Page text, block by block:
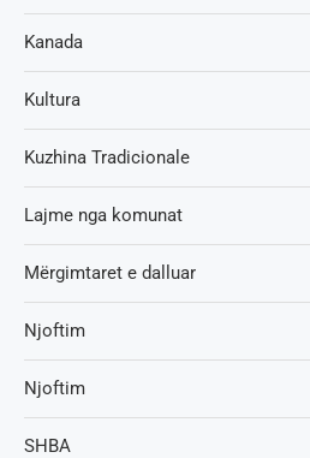
Kanada
Kultura
Kuzhina Tradicionale
Lajme nga komunat
Mërgimtaret e dalluar
Njoftim
Njoftim
SHBA